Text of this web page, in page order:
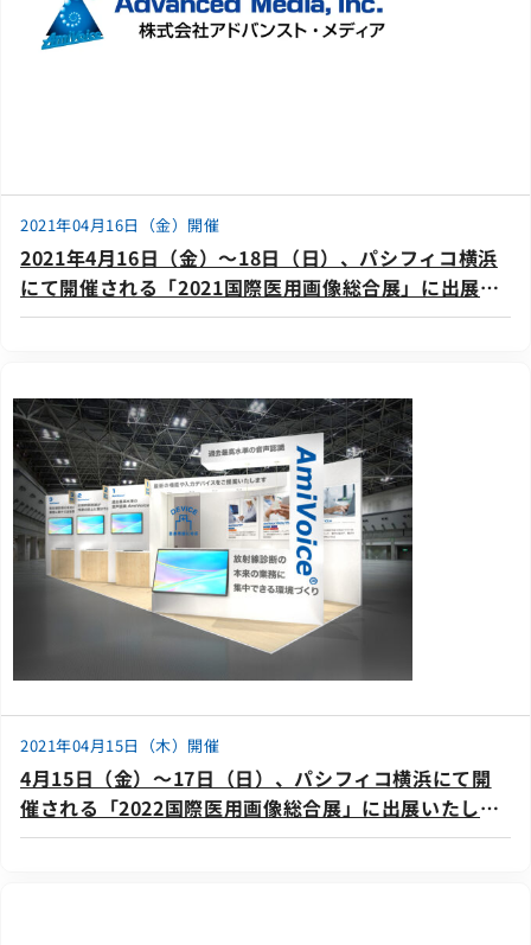
2021年04月16日（金）開催
2021年4月16日（金）～18日（日）、パシフィコ横浜
にて開催される「2021国際医用画像総合展」に出展い
たします。
2021年04月15日（木）開催
4月15日（金）～17日（日）、パシフィコ横浜にて開
催される「2022国際医用画像総合展」に出展いたしま
す。